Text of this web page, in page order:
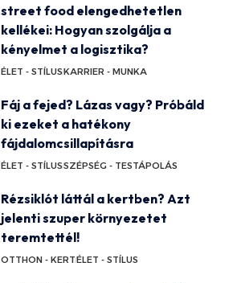
street food elengedhetetlen
kellékei: Hogyan szolgálja a
kényelmet a logisztika?
ÉLET - STÍLUSKARRIER - MUNKA
Fáj a fejed? Lázas vagy? Próbáld
ki ezeket a hatékony
fájdalomcsillapításra
ÉLET - STÍLUSSZÉPSÉG - TESTÁPOLÁS
Rézsiklót láttál a kertben? Azt
jelenti szuper környezetet
teremtettél!
OTTHON - KERTÉLET - STÍLUS